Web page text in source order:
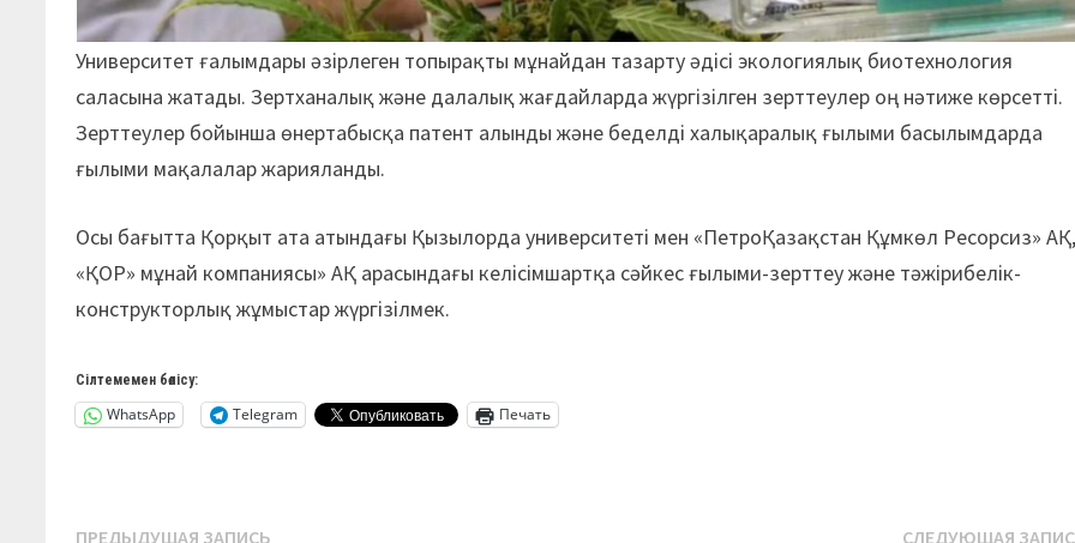
Университет ғалымдары әзірлеген топырақты мұнайдан тазарту әдісі экологиялық биотехнология
саласына жатады. Зертханалық және далалық жағдайларда жүргізілген зерттеулер оң нәтиже көрсетті.
Зерттеулер бойынша өнертабысқа патент алынды және беделді халықаралық ғылыми басылымдарда
ғылыми мақалалар жарияланды.
Осы бағытта Қорқыт ата атындағы Қызылорда университеті мен «ПетроҚазақстан Құмкөл Ресорсиз» АҚ,
«ҚОР» мұнай компаниясы» АҚ арасындағы келісімшартқа сәйкес ғылыми-зерттеу және тәжірибелік-
конструкторлық жұмыстар жүргізілмек.
Сілтемемен бөлісу:
WhatsApp Telegram Печать
ПРЕДЫДУЩАЯ ЗАПИСЬ СЛЕДУЮЩАЯ